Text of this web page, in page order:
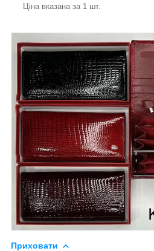
Ціна вказана за 1 шт.
Приховати